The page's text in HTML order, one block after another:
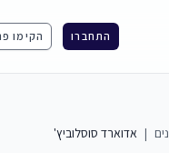
התחברו הקימו
| אדוארד סוסלוביץ'